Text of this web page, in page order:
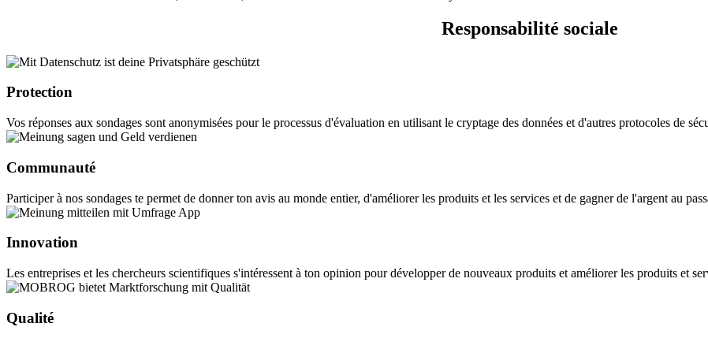
Responsabilité sociale
Protection
Vos réponses aux sondages sont anonymisées pour le processus d'évaluation en utilisant le cryptage des données et d'autres protocoles de
Communauté
Participer à nos sondages te permet de donner ton avis au monde entier, d'améliorer les produits et les services et de gagner de l'argent au
Innovation
Les entreprises et les chercheurs scientifiques s'intéressent à ton opinion pour développer de nouveaux produits et améliorer les produits et
Qualité